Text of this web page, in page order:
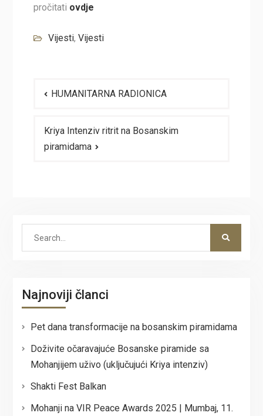
pročitati ovdje
Vijesti, Vijesti
članaka
HUMANITARNA RADIONICA
Kriya Intenziv ritrit na Bosanskim
piramidama
Najnoviji članci
Pet dana transformacije na bosanskim piramidama
Doživite očaravajuće Bosanske piramide sa
Mohanjijem uživo (uključujući Kriya intenziv)
Shakti Fest Balkan
Mohanji na VIR Peace Awards 2025 | Mumbaj, 11.